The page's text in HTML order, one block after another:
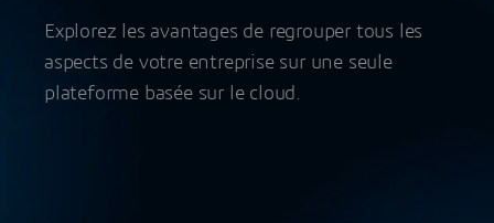
Explorez les avantages de regrouper tous les
aspects de votre entreprise sur une seule
plateforme basée sur le cloud.